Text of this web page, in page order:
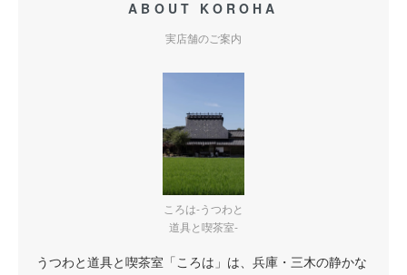
ABOUT KOROHA
実店舗のご案内
ころは-うつわと
道具と喫茶室-
うつわと道具と喫茶室「ころは」は、兵庫・三木の静かな